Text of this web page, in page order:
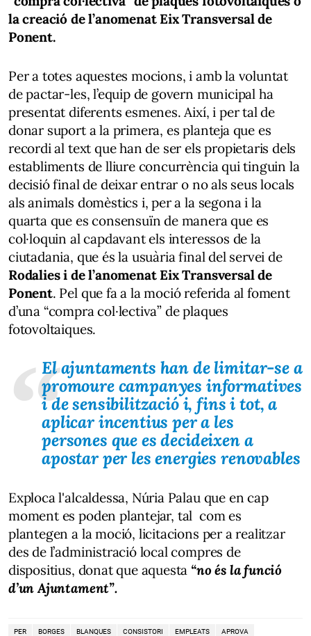
la creació de l’anomenat Eix Transversal de
Ponent.
Per a totes aquestes mocions, i amb la voluntat
de pactar-les, l’equip de govern municipal ha
presentat diferents esmenes. Així, i per tal de
donar suport a la primera, es planteja que es
recordi al text que han de ser els propietaris dels
establiments de lliure concurrència qui tinguin la
decisió final de deixar entrar o no als seus locals
als animals domèstics i, per a la segona i la
quarta que es consensuïn de manera que es
col·loquin al capdavant els interessos de la
ciutadania, que és la usuària final del servei de
Rodalies i de l’anomenat Eix Transversal de
Ponent. Pel que fa a la moció referida al foment
d’una “compra col·lectiva” de plaques
fotovoltaiques.
El ajuntaments han de limitar-se a
promoure campanyes informatives
i de sensibilització i, fins i tot, a
aplicar incentius per a les
persones que es decideixen a
apostar per les energies renovables
Exploca l'alcaldessa, Núria Palau que en cap
moment es poden plantejar, tal com es
plantegen a la moció, licitacions per a realitzar
des de l’administració local compres de
dispositius, donat que aquesta “no és la funció
d’un Ajuntament”.
PER BORGES BLANQUES CONSISTORI EMPLEATS APROVA